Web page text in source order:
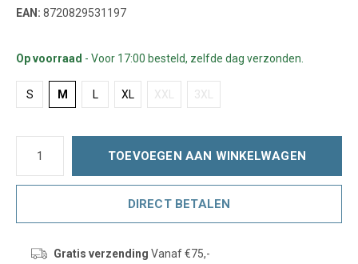
EAN: 8720829531197
Op voorraad - Voor 17:00 besteld, zelfde dag verzonden.
S M L XL XXL 3XL
TOEVOEGEN AAN WINKELWAGEN
DIRECT BETALEN
Gratis verzending Vanaf €75,-